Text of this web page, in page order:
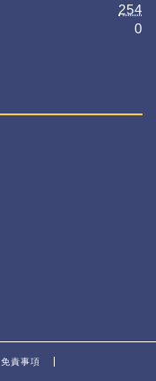
254
0
免責事項